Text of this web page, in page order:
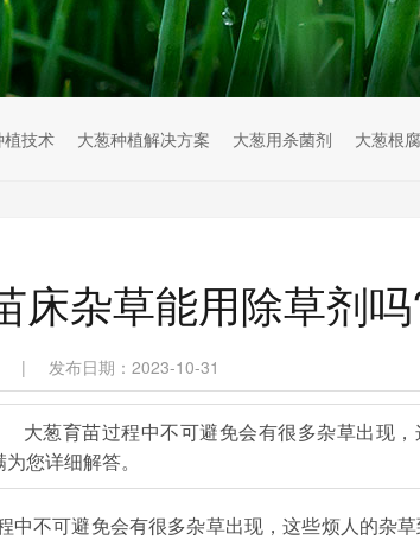
植技术 大葱种植解决方案 大葱用杀菌剂 大葱根
床杂草能用除草剂
| 发布日期：2023-10-31
大葱育苗过程中不可避免会有很多杂草出现
您详细解答。
中不可避免会有很多杂草出现，这些烦人的杂